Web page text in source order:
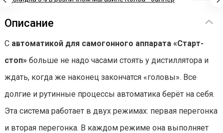
Описание
С автоматикой для самогонного аппарата «Старт-
стоп» больше не надо часами стоять у дистиллятора и
ждать, когда же наконец закончатся «головы». Все
долгие и рутинные процессы автоматика берёт на себя.
Эта система работает в двух режимах: первая перегонка
и вторая перегонка. В каждом режиме она выполняет